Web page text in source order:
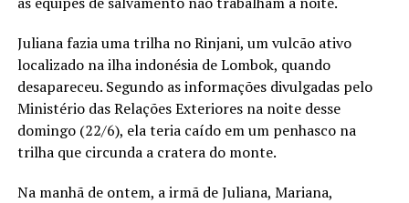
Juliana fazia uma trilha no Rinjani, um vulcão ativo
localizado na ilha indonésia de Lombok, quando
desapareceu. Segundo as informações divulgadas pelo
Ministério das Relações Exteriores na noite desse
domingo (22/6), ela teria caído em um penhasco na
trilha que circunda a cratera do monte.
Na manhã de ontem, a irmã de Juliana, Mariana,